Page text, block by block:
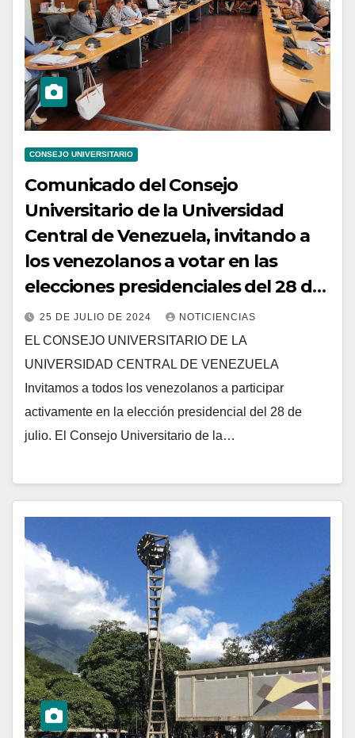
CONSEJO UNIVERSITARIO
Comunicado del Consejo
Universitario de la Universidad
Central de Venezuela, invitando a
los venezolanos a votar en las
elecciones presidenciales del 28 de
julio
25 DE JULIO DE 2024 NOTICIENCIAS
EL CONSEJO UNIVERSITARIO DE LA
UNIVERSIDAD CENTRAL DE VENEZUELA
Invitamos a todos los venezolanos a participar
activamente en la elección presidencial del 28 de
julio. El Consejo Universitario de la…